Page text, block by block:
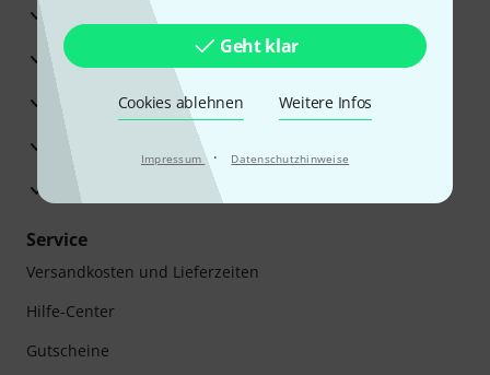
Geht klar
Cookies ablehnen Weitere Infos
Impressum · Datenschutzhinweise
30 Tage Money-Back-Garantie
Reparaturservice
Beratung durch Fachexperten
Zufriedenheitsgarantie
Europas größtes Versandlager
Service
Versandkosten und Lieferzeiten
Hilfe-Center
Gutscheine